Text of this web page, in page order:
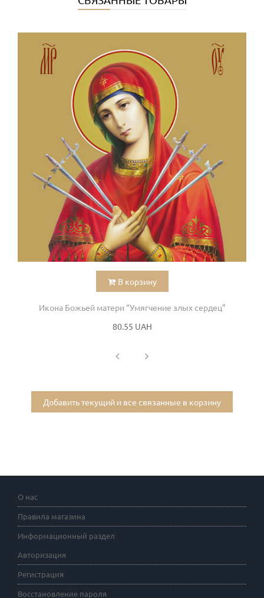
В корзину
Икона Божьей матери “Умягчение злых сердец”
80.55 UAH
Добавить текущий и все связанные в корзину
О нас
Правила магазина
Информационный раздел
Авторизация
Регистрация
Восстановление пароля